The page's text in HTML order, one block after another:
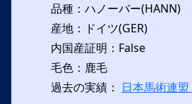
品種：ハノーバー(HANN)
産地：ドイツ(GER)
内国産証明：False
毛色：鹿毛
過去の実績： 日本馬術連